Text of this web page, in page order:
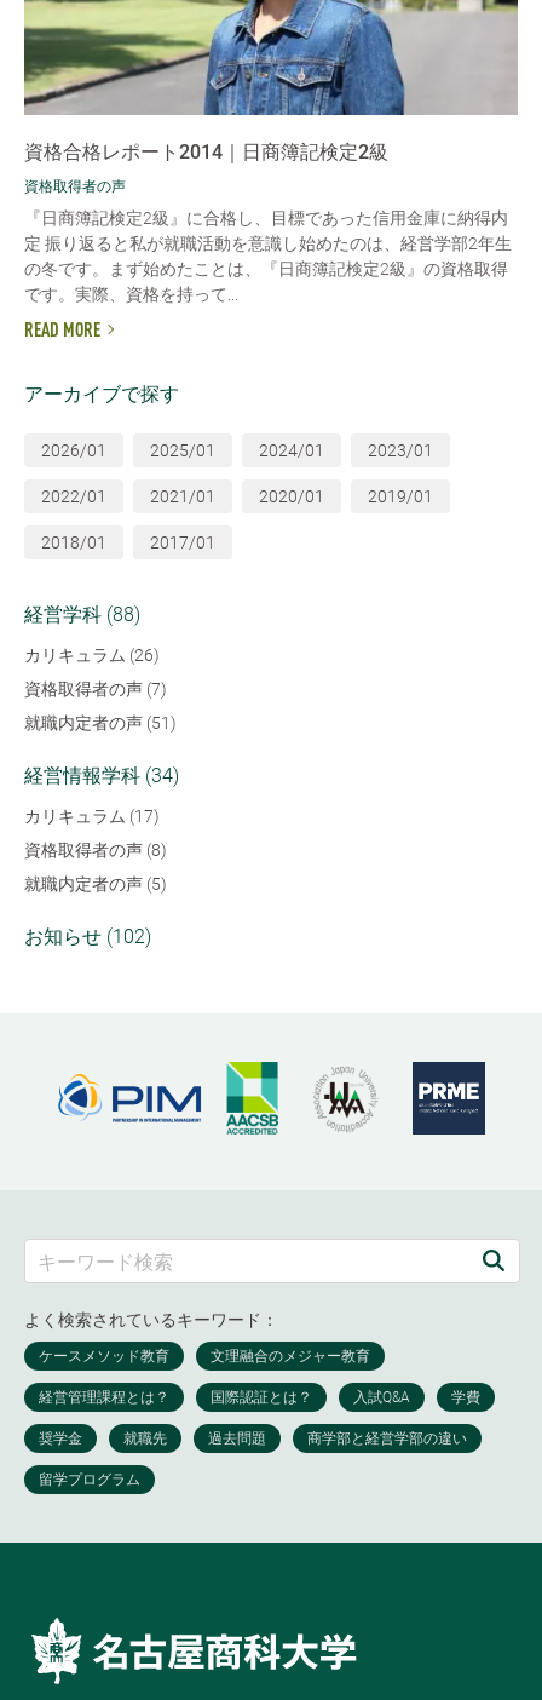
資格合格レポート2014｜日商簿記検定2級
資格取得者の声
『日商簿記検定2級』に合格し、目標であった信用金庫に納得内
定 振り返ると私が就職活動を意識し始めたのは、経営学部2年生
の冬です。まず始めたことは、『日商簿記検定2級』の資格取得
です。実際、資格を持って...
READ MORE
アーカイブで探す
2026/01 2025/01 2024/01 2023/01
2022/01 2021/01 2020/01 2019/01
2018/01 2017/01
経営学科 (88)
カリキュラム (26)
資格取得者の声 (7)
就職内定者の声 (51)
経営情報学科 (34)
カリキュラム (17)
資格取得者の声 (8)
就職内定者の声 (5)
お知らせ (102)
よく検索されているキーワード：